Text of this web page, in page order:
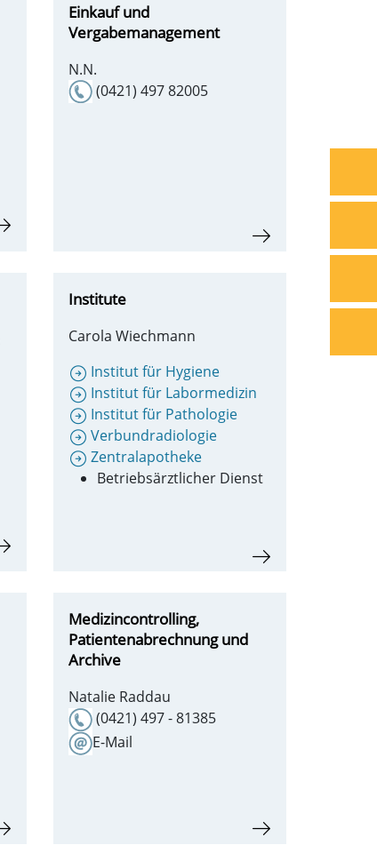
Einkauf und
Vergabemanagement
N.N.
(0421) 497 82005
Institute
Carola Wiechmann
Institut für Hygiene
Institut für Labormedizin
Institut für Pathologie
Verbundradiologie
Zentralapotheke
Betriebsärztlicher Dienst
Medizincontrolling,
Patientenabrechnung und
Archive
Natalie Raddau
(0421) 497 - 81385
E-Mail